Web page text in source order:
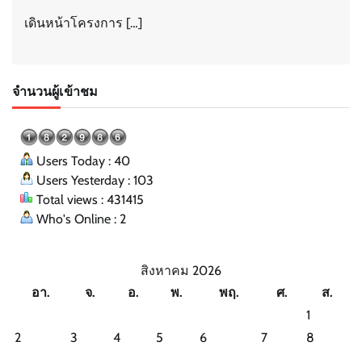
เดินหน้าโครงการ […]
จำนวนผู้เข้าชม
Users Today : 40
Users Yesterday : 103
Total views : 431415
Who's Online : 2
สิงหาคม 2026
อา.
จ. อ. พ. พฤ. ศ.
ส.
1
2
3 4 5 6 7
8